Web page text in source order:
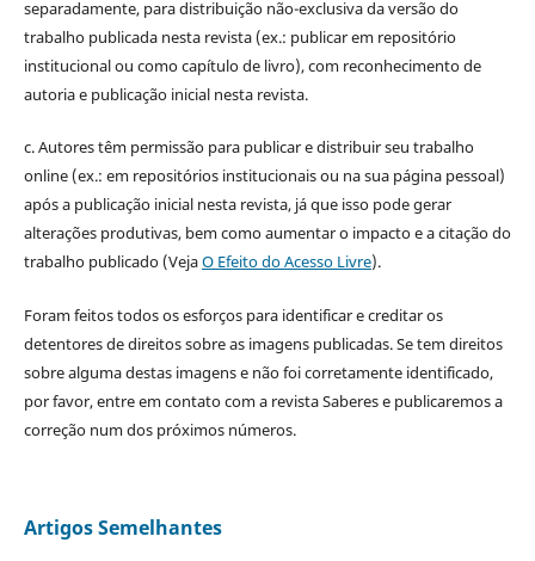
separadamente, para distribuição não-exclusiva da versão do
trabalho publicada nesta revista (ex.: publicar em repositório
institucional ou como capítulo de livro), com reconhecimento de
autoria e publicação inicial nesta revista.
c. Autores têm permissão para publicar e distribuir seu trabalho
online (ex.: em repositórios institucionais ou na sua página pessoal)
após a publicação inicial nesta revista, já que isso pode gerar
alterações produtivas, bem como aumentar o impacto e a citação do
trabalho publicado (VejaO Efeito do Acesso Livre).
Foram feitos todos os esforços para identificar e creditar os
detentores de direitos sobre as imagens publicadas. Se tem direitos
sobre alguma destas imagens e não foi corretamente identificado,
por favor, entre em contato com a revista Saberes e publicaremos a
correção num dos próximos números.
Artigos Semelhantes